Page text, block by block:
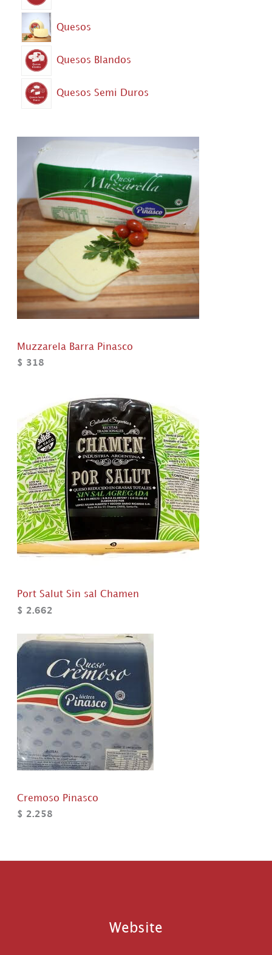
Quesos
Quesos Blandos
Quesos Semi Duros
Muzzarela Barra Pinasco
$ 318
Port Salut Sin sal Chamen
$ 2.662
Cremoso Pinasco
$ 2.258
Website